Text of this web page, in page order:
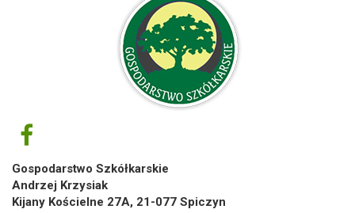
Gospodarstwo Szkółkarskie
Andrzej Krzysiak
Kijany Kościelne 27A, 21-077 Spiczyn